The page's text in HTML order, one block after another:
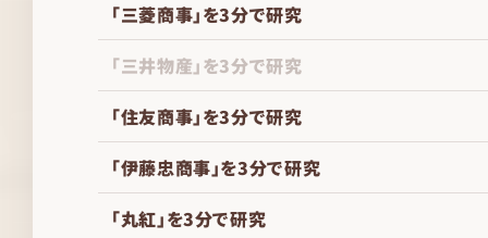
「三菱商事」を3分で研究
「三井物産」を3分で研究
「住友商事」を3分で研究
「伊藤忠商事」を3分で研究
「丸紅」を3分で研究